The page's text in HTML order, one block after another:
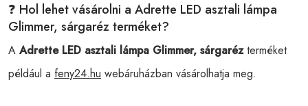
❓ Hol lehet vásárolni a Adrette LED asztali lámpa
Glimmer, sárgaréz terméket?
A Adrette LED asztali lámpa Glimmer, sárgarézterméket
például a feny24.hu webáruházban vásárolhatja meg.